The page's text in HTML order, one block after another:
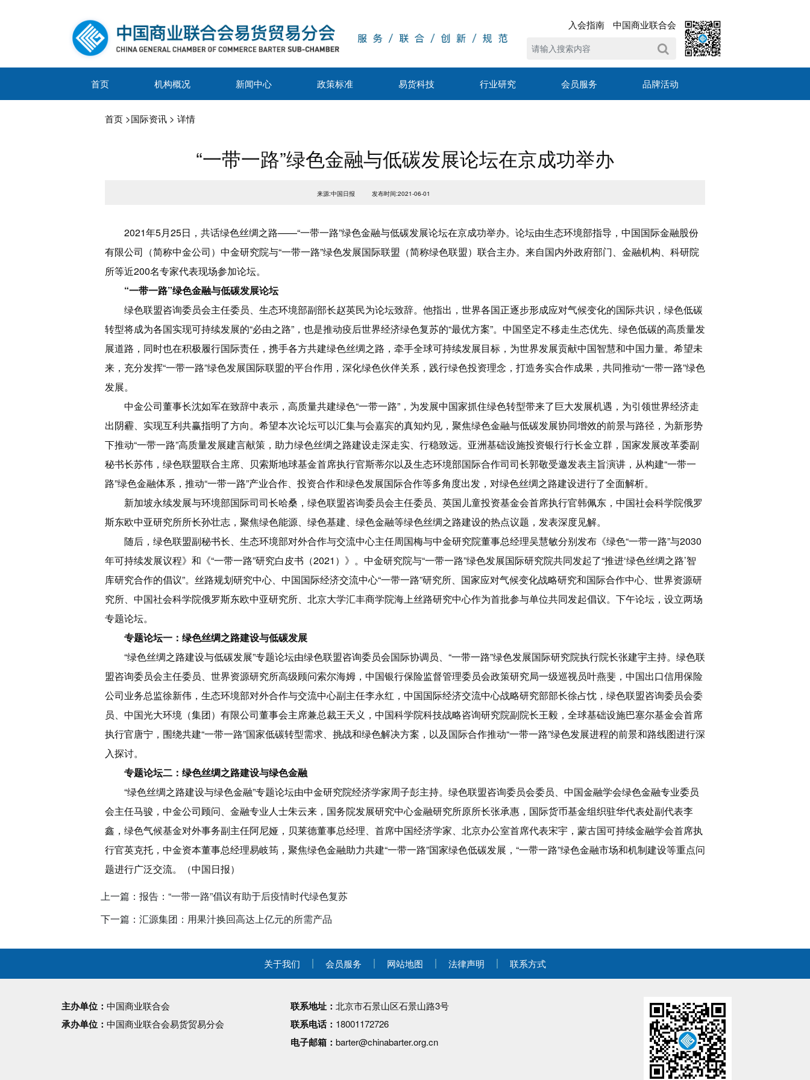
入会指南 中国商业联合会
首页 机构概况 新闻中心 政策标准 易货科技 行业研究 会员服务 品牌活动
首页 >国际资讯 > 详情
“一带一路”绿色金融与低碳发展论坛在京成功举办
来源:中国日报 发布时间:2021-06-01
2021年5月25日，共话绿色丝绸之路——“一带一路”绿色金融与低碳发展论坛在京成功举办。论坛由生态环境部指导，中国国际金融股份
有限公司（简称中金公司）中金研究院与“一带一路”绿色发展国际联盟（简称绿色联盟）联合主办。来自国内外政府部门、金融机构、科研院
所等近200名专家代表现场参加论坛。
“一带一路”绿色金融与低碳发展论坛
绿色联盟咨询委员会主任委员、生态环境部副部长赵英民为论坛致辞。他指出，世界各国正逐步形成应对气候变化的国际共识，绿色低碳
转型将成为各国实现可持续发展的“必由之路”，也是推动疫后世界经济绿色复苏的“最优方案”。中国坚定不移走生态优先、绿色低碳的高质量发
展道路，同时也在积极履行国际责任，携手各方共建绿色丝绸之路，牵手全球可持续发展目标，为世界发展贡献中国智慧和中国力量。希望未
来，充分发挥“一带一路”绿色发展国际联盟的平台作用，深化绿色伙伴关系，践行绿色投资理念，打造务实合作成果，共同推动“一带一路”绿色
发展。
中金公司董事长沈如军在致辞中表示，高质量共建绿色“一带一路”，为发展中国家抓住绿色转型带来了巨大发展机遇，为引领世界经济走
出阴霾、实现互利共赢指明了方向。希望本次论坛可以汇集与会嘉宾的真知灼见，聚焦绿色金融与低碳发展协同增效的前景与路径，为新形势
下推动“一带一路”高质量发展建言献策，助力绿色丝绸之路建设走深走实、行稳致远。亚洲基础设施投资银行行长金立群，国家发展改革委副
秘书长苏伟，绿色联盟联合主席、贝索斯地球基金首席执行官斯蒂尔以及生态环境部国际合作司司长郭敬受邀发表主旨演讲，从构建“一带一
路”绿色金融体系，推动“一带一路”产业合作、投资合作和绿色发展国际合作等多角度出发，对绿色丝绸之路建设进行了全面解析。
新加坡永续发展与环境部国际司司长哈桑，绿色联盟咨询委员会主任委员、英国儿童投资基金会首席执行官韩佩东，中国社会科学院俄罗
斯东欧中亚研究所所长孙壮志，聚焦绿色能源、绿色基建、绿色金融等绿色丝绸之路建设的热点议题，发表深度见解。
随后，绿色联盟副秘书长、生态环境部对外合作与交流中心主任周国梅与中金研究院董事总经理吴慧敏分别发布《绿色“一带一路”与2030
年可持续发展议程》和《“一带一路”研究白皮书（2021）》。中金研究院与“一带一路”绿色发展国际研究院共同发起了“推进‘绿色丝绸之路’智
库研究合作的倡议”。丝路规划研究中心、中国国际经济交流中心“一带一路”研究所、国家应对气候变化战略研究和国际合作中心、世界资源研
究所、中国社会科学院俄罗斯东欧中亚研究所、北京大学汇丰商学院海上丝路研究中心作为首批参与单位共同发起倡议。下午论坛，设立两场
专题论坛。
专题论坛一：绿色丝绸之路建设与低碳发展
“绿色丝绸之路建设与低碳发展”专题论坛由绿色联盟咨询委员会国际协调员、“一带一路”绿色发展国际研究院执行院长张建宇主持。绿色联
盟咨询委员会主任委员、世界资源研究所高级顾问索尔海姆，中国银行保险监督管理委员会政策研究局一级巡视员叶燕斐，中国出口信用保险
公司业务总监徐新伟，生态环境部对外合作与交流中心副主任李永红，中国国际经济交流中心战略研究部部长徐占忱，绿色联盟咨询委员会委
员、中国光大环境（集团）有限公司董事会主席兼总裁王天义，中国科学院科技战略咨询研究院副院长王毅，全球基础设施巴塞尔基金会首席
执行官唐宁，围绕共建“一带一路”国家低碳转型需求、挑战和绿色解决方案，以及国际合作推动“一带一路”绿色发展进程的前景和路线图进行深
入探讨。
专题论坛二：绿色丝绸之路建设与绿色金融
“绿色丝绸之路建设与绿色金融”专题论坛由中金研究院经济学家周子彭主持。绿色联盟咨询委员会委员、中国金融学会绿色金融专业委员
会主任马骏，中金公司顾问、金融专业人士朱云来，国务院发展研究中心金融研究所原所长张承惠，国际货币基金组织驻华代表处副代表李
鑫，绿色气候基金对外事务副主任阿尼娅，贝莱德董事总经理、首席中国经济学家、北京办公室首席代表宋宇，蒙古国可持续金融学会首席执
行官英克托，中金资本董事总经理易岐筠，聚焦绿色金融助力共建“一带一路”国家绿色低碳发展，“一带一路”绿色金融市场和机制建设等重点问
题进行广泛交流。（中国日报）
上一篇：报告：“一带一路”倡议有助于后疫情时代绿色复苏
下一篇：汇源集团：用果汁换回高达上亿元的所需产品
关于我们 会员服务 网站地图 法律声明 联系方式
主办单位： 中国商业联合会
承办单位： 中国商业联合会易货贸易分会
联系地址： 北京市石景山区石景山路3号
联系电话： 18001172726
电子邮箱： barter@chinabarter.org.cn